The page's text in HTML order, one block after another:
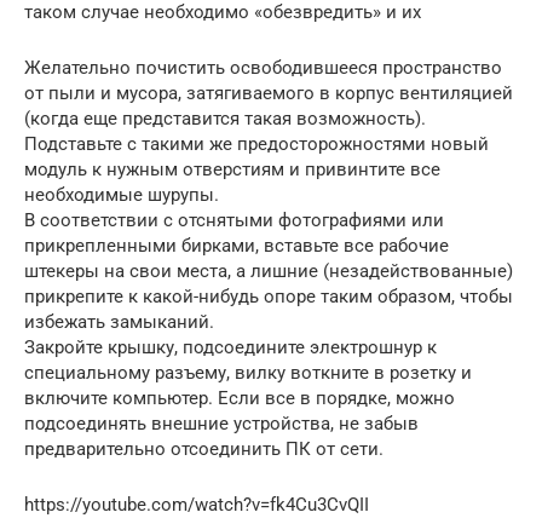
таком случае необходимо «обезвредить» и их
Желательно почистить освободившееся пространство
от пыли и мусора, затягиваемого в корпус вентиляцией
(когда еще представится такая возможность).
Подставьте с такими же предосторожностями новый
модуль к нужным отверстиям и привинтите все
необходимые шурупы.
В соответствии с отснятыми фотографиями или
прикрепленными бирками, вставьте все рабочие
штекеры на свои места, а лишние (незадействованные)
прикрепите к какой-нибудь опоре таким образом, чтобы
избежать замыканий.
Закройте крышку, подсоедините электрошнур к
специальному разъему, вилку воткните в розетку и
включите компьютер. Если все в порядке, можно
подсоединять внешние устройства, не забыв
предварительно отсоединить ПК от сети.
https://youtube.com/watch?v=fk4Cu3CvQII